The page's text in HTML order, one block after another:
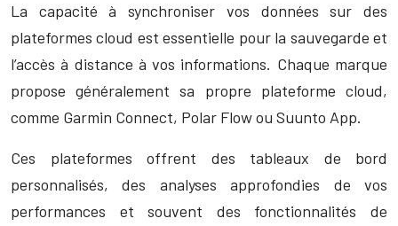
La capacité à synchroniser vos données sur des
plateformes cloud est essentielle pour la sauvegarde et
l’accès à distance à vos informations. Chaque marque
propose généralement sa propre plateforme cloud,
comme Garmin Connect, Polar Flow ou Suunto App.
Ces plateformes offrent des tableaux de bord
personnalisés, des analyses approfondies de vos
performances et souvent des fonctionnalités de